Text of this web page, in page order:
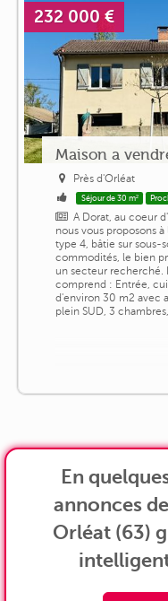
232 000 €
Maison a
Près d'Orléat
Séjour de 30 m²
A Dorat, au coeur
nous vous proposons
type 4, bâtie sur sous-
commodités, le bien
un secteur recherché.
comprend : Entrée,
d'environ 30 m2 avec
plein SUD, 3
En
annonces
Orléat (63)